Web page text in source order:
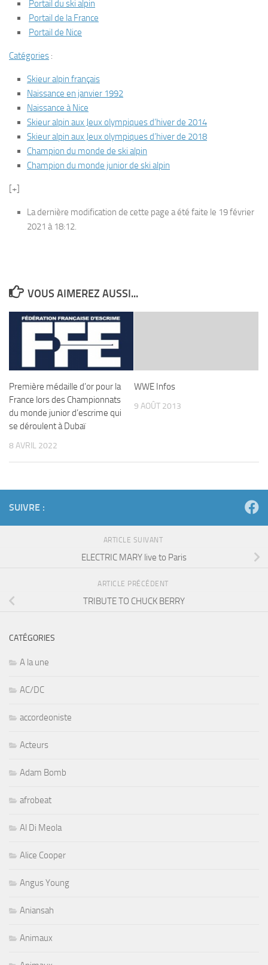
Portail du ski alpin
Portail de la France
Portail de Nice
Catégories :
Skieur alpin français
Naissance en janvier 1992
Naissance à Nice
Skieur alpin aux Jeux olympiques d’hiver de 2014
Skieur alpin aux Jeux olympiques d’hiver de 2018
Champion du monde de ski alpin
Champion du monde junior de ski alpin
[+]
La dernière modification de cette page a été faite le 19 février
2021 à 18:12.
VOUS AIMEREZ AUSSI...
Première médaille d’or pour la
France lors des Championnats
du monde junior d’escrime qui
se déroulent à Dubaï
8 AVRIL 2022
WWE Infos
9 AOÛT 2013
SUIVRE :
ARTICLE SUIVANT
ELECTRIC MARY live to Paris
ARTICLE PRÉCÉDENT
TRIBUTE TO CHUCK BERRY
CATÉGORIES
A la une
AC/DC
accordeoniste
Acteurs
Adam Bomb
afrobeat
Al Di Meola
Alice Cooper
Angus Young
Aniansah
Animaux